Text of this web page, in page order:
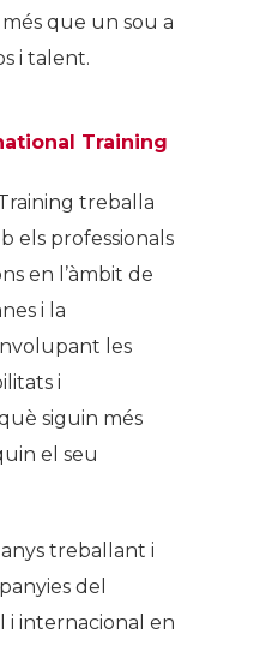
que un sou a
i talent.
Training
treballa
els professionals
en l’àmbit de
i la
les
i
siguin més
el seu
treballant i
del
i internacional en